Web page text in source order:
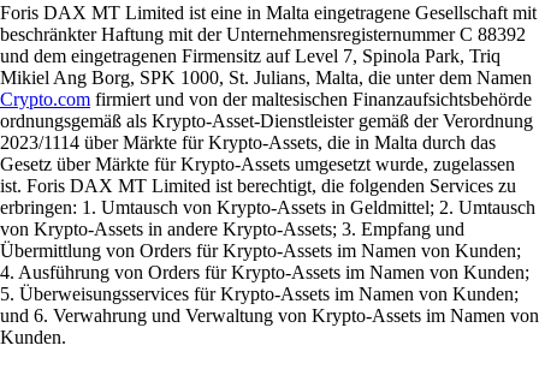
Foris DAX MT Limited ist eine in Malta eingetragene Gesellschaft mit
beschränkter Haftung mit der Unternehmensregisternummer C 88392
und dem eingetragenen Firmensitz auf Level 7, Spinola Park, Triq
Mikiel Ang Borg, SPK 1000, St. Julians, Malta, die unter dem Namen
Crypto.com firmiert und von der maltesischen Finanzaufsichtsbehörde
ordnungsgemäß als Krypto-Asset-Dienstleister gemäß der Verordnung
2023/1114 über Märkte für Krypto-Assets, die in Malta durch das
Gesetz über Märkte für Krypto-Assets umgesetzt wurde, zugelassen
ist. Foris DAX MT Limited ist berechtigt, die folgenden Services zu
erbringen: 1. Umtausch von Krypto-Assets in Geldmittel; 2. Umtausch
von Krypto-Assets in andere Krypto-Assets; 3. Empfang und
Übermittlung von Orders für Krypto-Assets im Namen von Kunden;
4. Ausführung von Orders für Krypto-Assets im Namen von Kunden;
5. Überweisungsservices für Krypto-Assets im Namen von Kunden;
und 6. Verwahrung und Verwaltung von Krypto-Assets im Namen von
Kunden.